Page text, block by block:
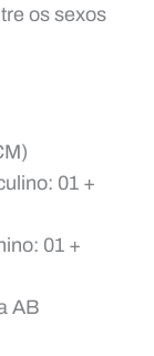
os sexos
01 +
01 +
AB